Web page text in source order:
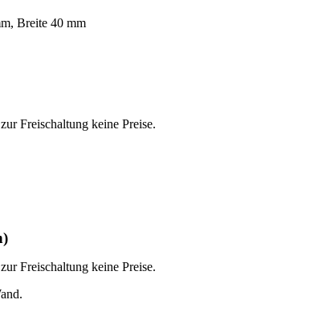
Breite 40 mm
Freischaltung keine Preise.
Freischaltung keine Preise.